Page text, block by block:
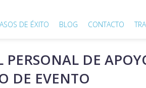
DE ÉXITO BLOG CONTACTO
PERSONAL DE
DE EVENTO